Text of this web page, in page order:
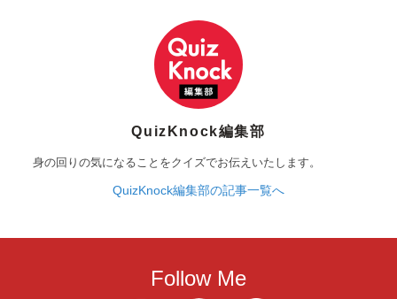
QuizKnock編集部
身の回りの気になることをクイズでお伝えいたします。
QuizKnock編集部の記事一覧へ
Follow Me